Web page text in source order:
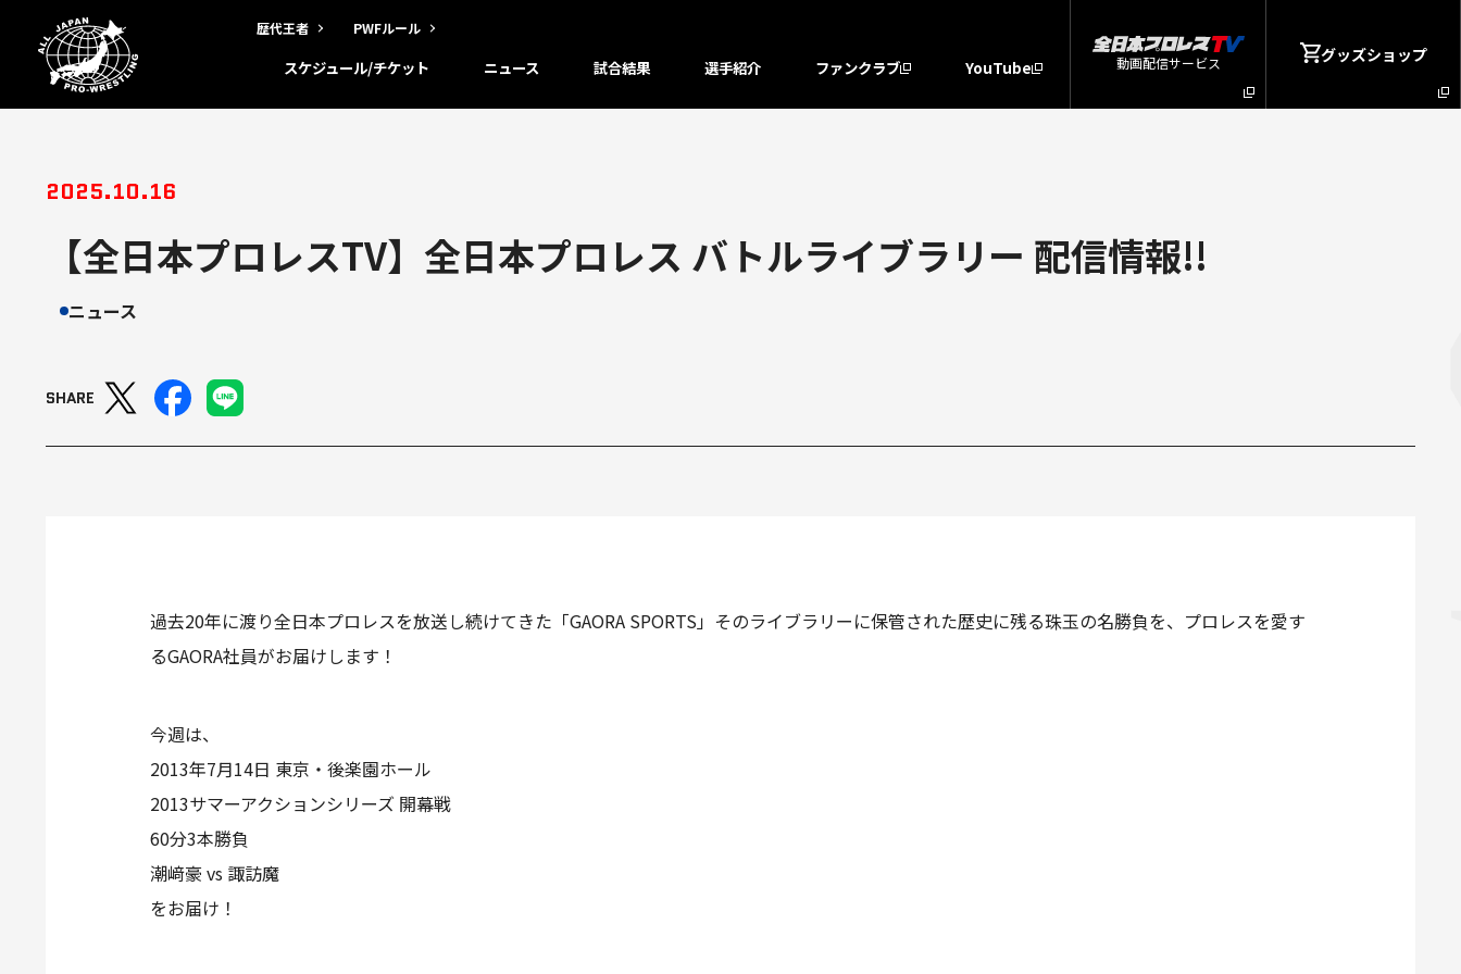
歴代王者 PWFルール
スケジュール/チケット ニュース 試合結果 選手紹介 ファンクラブ YouTube 動画配信サービス グッズショップ
2025.10.16
【全日本プロレスTV】全日本プロレス バトルライブラリー 配信情報!!
ニュース
SHARE
過去20年に渡り全日本プロレスを放送し続けてきた「GAORA SPORTS」そのライブラリーに保管された歴史に残る珠玉の名勝負を、プロレスを愛す
るGAORA社員がお届けします！
今週は、
2013年7月14日 東京・後楽園ホール
2013サマーアクションシリーズ 開幕戦
60分3本勝負
潮﨑豪 vs 諏訪魔
をお届け！